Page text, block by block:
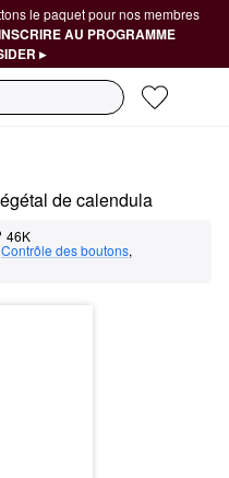
le paquet pour nos membres
AU PROGRAMME
▸
de calendula
46K
Contrôle des boutons,